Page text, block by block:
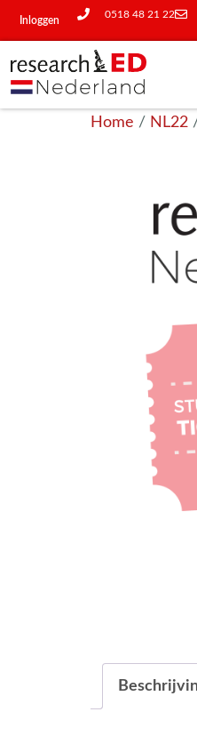
Inloggen
0518 48 21 22
Home / NL22